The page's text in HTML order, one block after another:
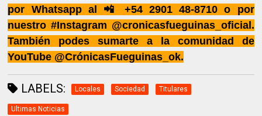
por Whatsapp al 📲 +54 2901 48-8710 o por
nuestro #Instagram @cronicasfueguinas_oficial.
También podes sumarte a la comunidad de
YouTube @CrónicasFueguinas_ok.
LABELS: Locales Sociedad Titulares
Ultimas Noticias